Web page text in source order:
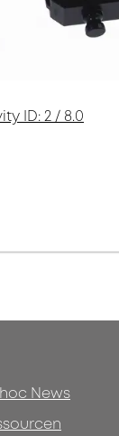
ID: 2 / 8.0
News